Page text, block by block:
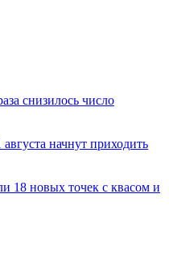
снизилось число
начнут приходить
18 новых точек с квасом и